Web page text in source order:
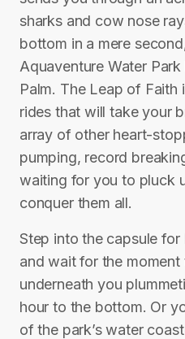
sharks and cow nose
bottom in a mere
Aquaventure Water
Palm. The Leap of Faith
rides that will take your
array of other heart-
pumping, record
waiting for you to pluck
conquer them all.
Step into the capsule for
and wait for the
underneath you
hour to the bottom. Or
of the park’s water